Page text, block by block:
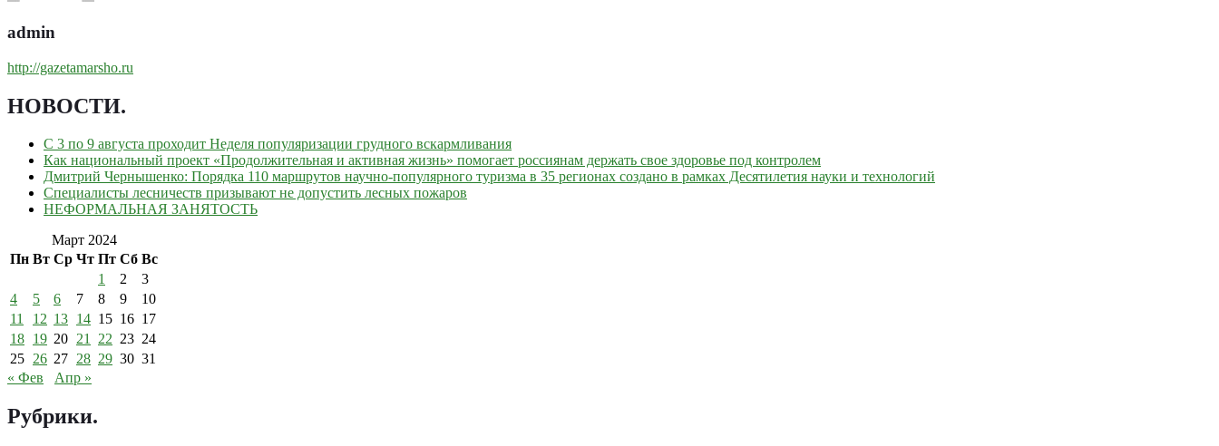
admin
http://gazetamarsho.ru
НОВОСТИ.
С 3 по 9 августа проходит Неделя популяризации грудного вскармливания
Как национальный проект «Продолжительная и активная жизнь» помогает россиянам держать свое здоровье под контролем
Дмитрий Чернышенко: Порядка 110 маршрутов научно-популярного туризма в 35 регионах создано в рамках Десятилетия науки и технологий
Специалисты лесничеств призывают не допустить лесных пожаров
НЕФОРМАЛЬНАЯ ЗАНЯТОСТЬ
Март 2024
Пн Вт Ср Чт Пт Сб Вс
1
2
3
4
5 6 7 8 9
10
11
12 13 14 15 16 17
18 19 20 21 22 23 24
25 26 27 28 29 30 31
« Фев
Апр »
Рубрики.